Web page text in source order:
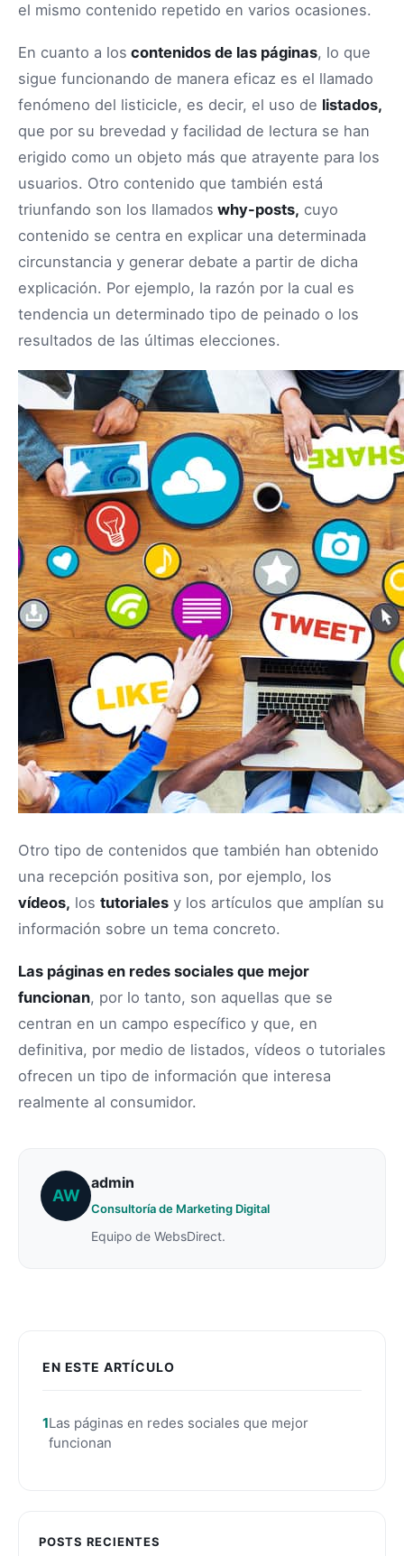
EN ESTE ARTÍCULO
Las páginas en redes sociales que mejor
funcionan
POSTS RECIENTES
el mismo contenido repetido en varios ocasiones.
En cuanto a los contenidos de las páginas, lo que
sigue funcionando de manera eficaz es el llamado
fenómeno del listicicle, es decir, el uso de listados,
que por su brevedad y facilidad de lectura se han
erigido como un objeto más que atrayente para los
usuarios. Otro contenido que también está
triunfando son los llamados why-posts, cuyo
contenido se centra en explicar una determinada
circunstancia y generar debate a partir de dicha
explicación. Por ejemplo, la razón por la cual es
tendencia un determinado tipo de peinado o los
resultados de las últimas elecciones.
Otro tipo de contenidos que también han obtenido
una recepción positiva son, por ejemplo, los
vídeos, los tutoriales y los artículos que amplían su
información sobre un tema concreto.
Las páginas en redes sociales que mejor
funcionan, por lo tanto, son aquellas que se
centran en un campo específico y que, en
definitiva, por medio de listados, vídeos o tutoriales
ofrecen un tipo de información que interesa
realmente al consumidor.
AW
admin
Consultoría de Marketing Digital
Equipo de WebsDirect.